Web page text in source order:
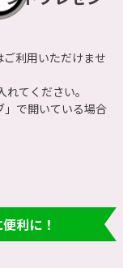
利用いただけませ
てください。
で開いている場合
利に！